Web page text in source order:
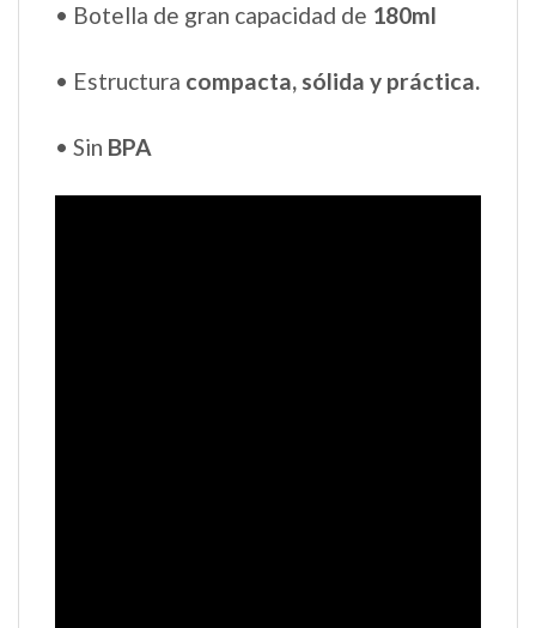
• Botella de gran capacidad de 180ml
• Estructura compacta, sólida y práctica.
• Sin BPA